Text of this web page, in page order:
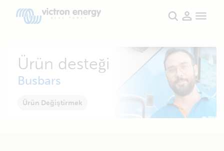
Ürün desteği
Busbars
Ürün Değiştirmek